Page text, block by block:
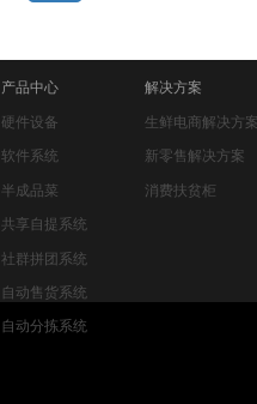
产品中心
硬件设备
软件系统
半成品菜
共享自提系统
社群拼团系统
自动售货系统
自动分拣系统
解决方案
生鲜电商解决方案
新零售解决方案
消费扶贫柜